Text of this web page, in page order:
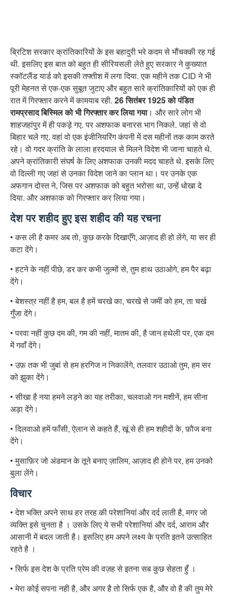
ब्रिटिश सरकार क्रांतिकारियों के इस बहादुरी भरे कदम से भौंचक्की रह गई
थी. इसलिए इस बात को बहुत ही सीरियसली लेते हुए सरकार ने कुख्यात
स्कॉटलैंड यार्ड को इसकी तफ्तीश में लगा दिया. एक महीने तक CID ने भी
पूरी मेहनत से एक-एक सुबूत जुटाए और बहुत सारे क्रांतिकारियों को एक ही
रात में गिरफ्तार करने में कामयाब रही. 26 सितंबर 1925 को पंडित
रामप्रसाद बिस्मिल को भी गिरफ्तार कर लिया गया। और सारे लोग भी
शाहजहांपुर में ही पकड़े गए. पर अशफाक बनारस भाग निकले. जहां से वो
बिहार चले गए. वहां वो एक इंजीनियरिंग कंपनी में दस महीनों तक काम करते
रहे। वो गदर क्रांति के लाला हरदयाल से मिलने विदेश भी जाना चाहते थे.
अपने क्रांतिकारी संघर्ष के लिए अशफाक उनकी मदद चाहते थे. इसके लिए
वो दिल्ली गए जहां से उनका विदेश जाने का प्लान था। पर उनके एक
अफगान दोस्त ने, जिस पर अशफाक को बहुत भरोसा था, उन्हें धोखा दे
दिया. और अशफाक को गिरफ्तार कर लिया गया।
देश पर शहीद हुए इस शहीद की यह रचना
• कस ली है कमर अब तो, कुछ करके दिखाएँगे, आज़ाद ही हो लेंगे, या सर ही
कटा देंगे।
• हटने के नहीं पीछे, डर कर कभी जुल्मों से, तुम हाथ उठाओगे, हम पैर बढ़ा
देंगे।
• बेशस्त्र नहीं है हम, बल है हमें चरखे का, चरखे से जमीं को हम, ता चर्ख
गुँजा देंगे।
• परवा नहीं कुछ दम की, गम की नहीं, मातम की, है जान हथेली पर, एक दम
में गवाँ देंगे।
• उफ़ तक भी जुबां से हम हरगिज न निकालेंगे, तलवार उठाओ तुम, हम सर
को झुका देंगे।
• सीखा है नया हमने लड़ने का यह तरीका, चलवाओ गन मशीनें, हम सीना
अड़ा देंगे।
• दिलवाओ हमें फाँसी, ऐलान से कहते हैं, खूं से ही हम शहीदों के, फ़ौज बना
देंगे।
• मुसाफ़िर जो अंडमान के तूने बनाए ज़ालिम, आज़ाद ही होने पर, हम उनको
बुला लेंगे।
विचार
• देश भक्ति अपने साथ हर तरह की परेशानियां और दर्द लाती है, मगर जो
व्यक्ति इसे चुनता है । उसके लिए ये सभी परेशानियां और दर्द, आराम और
आसानी में बदल जाती है। इसलिए हम अपने लक्ष्य के प्रति इतने उत्साहित
रहते है ।
• सिर्फ इस देश के प्रति प्रेम की वज़ह से इतना सब कुछ सेहता हुँ ।
• मेरा कोई सपना नही है, और अगर है तो सिर्फ एक है, और वो है की तुम मेरे